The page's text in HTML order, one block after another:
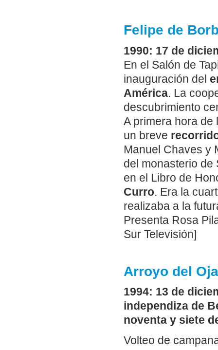
Felipe de
1990: 17 de
En el Salón de
inauguración del
América. La
descubrimiento
A primera hora de
un breve
Manuel Chaves y
del monasterio
en el Libro de
Curro. Era la
realizaba a la
Presenta Rosa
Sur Televisión]
Arroyo del
1994: 13 de
independiza de
noventa y siete
Volteo de